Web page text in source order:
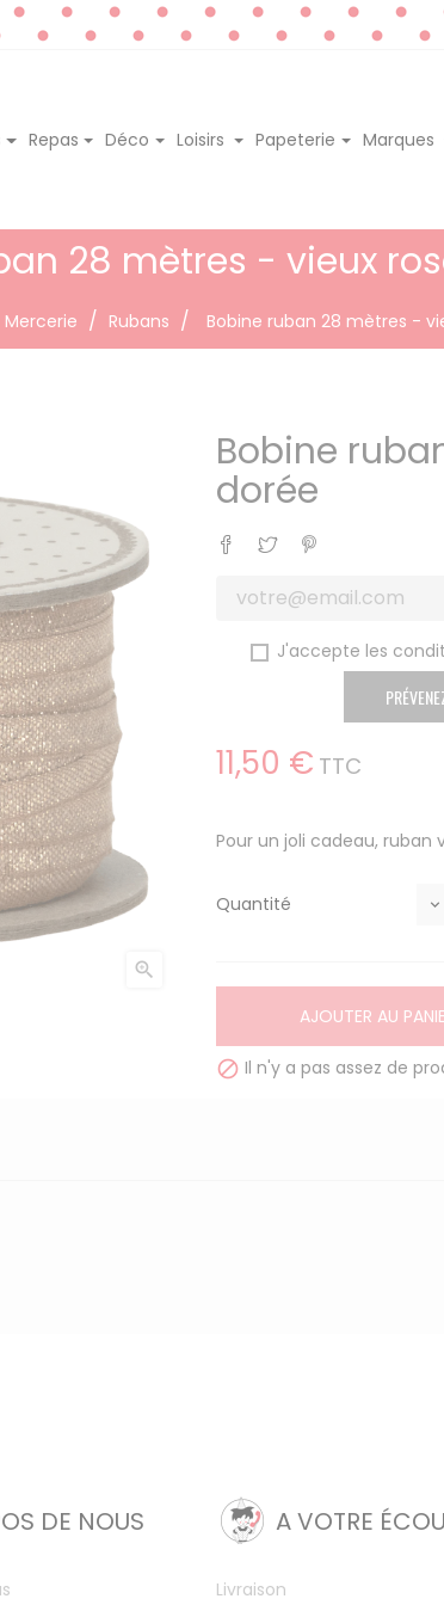
Repas Déco Loisirs Papeterie Marques
28 mètres - vieux
Mercerie Rubans Bobine ruban 28 mètres -

Bobine
dorée
Partager
Tweet
J'accepte les
11,50 € TTC
Pour un joli cadeau, ruban
Quantité
AJOUTER AU
 Il n'y a pas assez de
DE NOUS A VOTRE
Livraison